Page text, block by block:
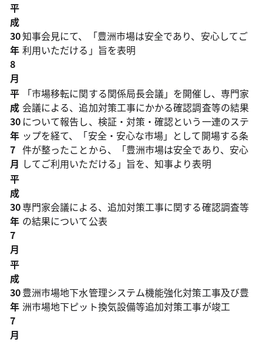
平
成
30
年
8
月
知事会見にて、「豊洲市場は安全であり、安心してご
利用いただける」旨を表明
平
成
30
年
7
月
「市場移転に関する関係局長会議」を開催し、専門家
会議による、追加対策工事にかかる確認調査等の結果
について報告し、検証・対策・確認という一連のステ
ップを経て、「安全・安心な市場」として開場する条
件が整ったことから、「豊洲市場は安全であり、安心
してご利用いただける」旨を、知事より表明
平
成
30
年
7
月
専門家会議による、追加対策工事に関する確認調査等
の結果について公表
平
成
30
年
7
月
豊洲市場地下水管理システム機能強化対策工事及び豊
洲市場地下ピット換気設備等追加対策工事が竣工